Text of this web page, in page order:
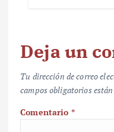
Deja un
Tu dirección de correo
campos obligatorios
Comentario *